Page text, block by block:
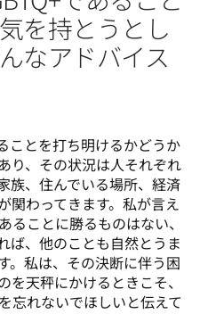
を持とうとし
なアドバイス
ことを打ち明けるかどうか
り、その状況は人それぞれ
族、住んでいる場所、経済
関わってきます。私が言え
ることに勝るものはない、
ば、他のことも自然とうま
。私は、その決断に伴う困
天秤にかけるときこそ、
忘れないでほしいと伝えて